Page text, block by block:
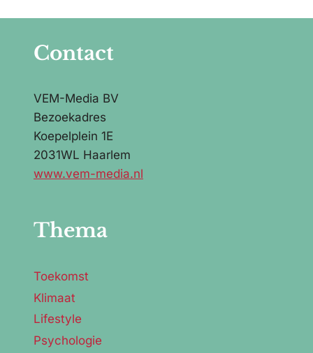
Contact
VEM-Media BV
Bezoekadres
Koepelplein 1E
2031WL Haarlem
www.vem-media.nl
Thema
Toekomst
Klimaat
Lifestyle
Psychologie